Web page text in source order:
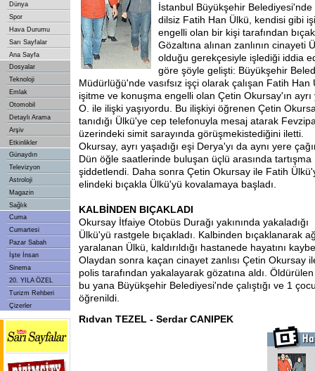
Dünya
Spor
Hava Durumu
Sarı Sayfalar
Ana Sayfa
Dosyalar
Teknoloji
Emlak
Otomobil
Detaylı Arama
Arşiv
Etkinlikler
Günaydın
Televizyon
Astroloji
Magazin
Sağlık
Cuma
Cumartesi
Pazar Sabah
İşte İnsan
Sinema
20. YILA ÖZEL
Turizm Rehberi
Çizerler
İstanbul Büyükşehir Belediyesi'nde
dilsiz Fatih Han Ülkü, kendisi gibi
engelli olan bir kişi tarafından
Gözaltına alınan zanlının cinayeti
olduğu gerekçesiyle işlediği iddia
göre şöyle gelişti: Büyükşehir
Müdürlüğü'nde vasıfsız işçi olarak çalışan Fatih
işitme ve konuşma engelli olan Çetin Okursay'ın ayrı
O. ile ilişki yaşıyordu. Bu ilişkiyi öğrenen Çetin
tanıdığı Ülkü'ye cep telefonuyla mesaj atarak
üzerindeki simit sarayında görüşmekistediğini iletti.
Okursay, ayrı yaşadığı eşi Derya'yı da aynı yere
Dün öğle saatlerinde buluşan üçlü arasında tartışma
şiddetlendi. Daha sonra Çetin Okursay ile Fatih
elindeki bıçakla Ülkü'yü kovalamaya başladı.
KALBİNDEN BIÇAKLADI
Okursay İtfaiye Otobüs Durağı yakınında yakaladığı
Ülkü'yü rastgele bıçakladı. Kalbinden bıçaklanarak
yaralanan Ülkü, kaldırıldığı hastanede hayatını
Olaydan sonra kaçan cinayet zanlısı Çetin Okursay
polis tarafından yakalayarak gözatına aldı.
bu yana Büyükşehir Belediyesi'nde çalıştığı ve 1
öğrenildi.
Rıdvan TEZEL - Serdar CANIPEK